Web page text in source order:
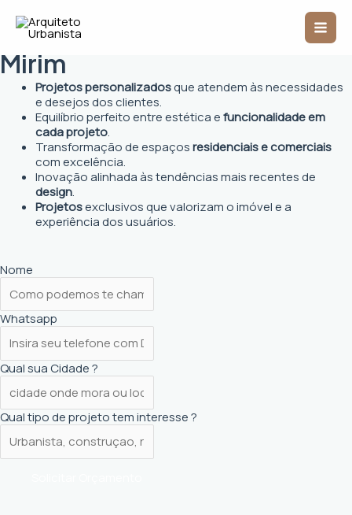
para
conteúdo
Main
Arquiteto Urbanista em Mogi
Mirim
Projetos personalizadosque atendem às necessidades
e desejos dos clientes.
Equilíbrio perfeito entre estética efuncionalidade em
cada projeto.
Transformação de espaçosresidenciais e comerciais
com excelência.
Inovação alinhada às tendências mais recentes de
design.
Projetosexclusivos que valorizam o imóvel e a
experiência dos usuários.
Nome
Whatsapp
Qual sua Cidade ?
Qual tipo de projeto tem interesse ?